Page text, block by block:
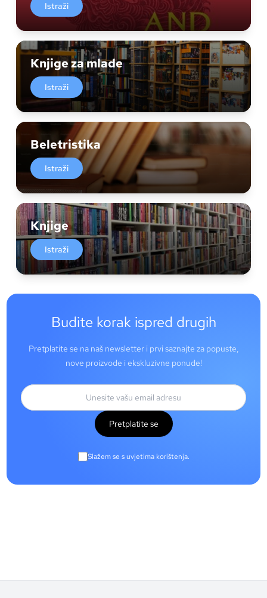
Istraži
Knjige za mlade
Istraži
Beletristika
Istraži
Knjige
Istraži
Budite korak ispred drugih
Pretplatite se na naš newsletter i prvi saznajte za popuste,
nove proizvode i ekskluzivne ponude!
Pretplatite se
Slažem se s uvjetima korištenja.